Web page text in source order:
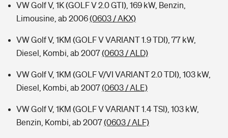
VW Golf V, 1K (GOLF V 2.0 GTI), 169 kW, Benzin,
Limousine, ab 2006(0603 / AKX)
VW Golf V, 1KM (GOLF V VARIANT 1.9 TDI), 77 kW,
Diesel, Kombi, ab 2007(0603 / ALD)
VW Golf V, 1KM (GOLF V/VI VARIANT 2.0 TDI), 103 kW,
Diesel, Kombi, ab 2007(0603 / ALE)
VW Golf V, 1KM (GOLF V VARIANT 1.4 TSI), 103 kW,
Benzin, Kombi, ab 2007(0603 / ALF)